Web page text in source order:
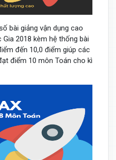
bài giảng vận dụng cao
2018 kèm hệ thống bài
đến 10,0 điểm giúp các
điểm 10 môn Toán cho kì